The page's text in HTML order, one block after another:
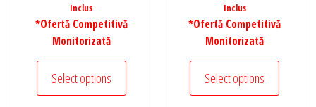
Inclus
*Ofertă Competitivă
Monitorizată
Select options
Inclus
*Ofertă Competitivă
Monitorizată
Select options